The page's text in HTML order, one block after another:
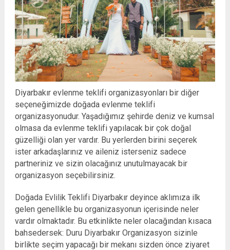
Diyarbakır evlenme teklifi organizasyonları bir diğer
seçeneğimizde doğada evlenme teklifi
organizasyonudur. Yaşadığımız şehirde deniz ve kumsal
olmasa da evlenme teklifi yapılacak bir çok doğal
güzelliği olan yer vardır. Bu yerlerden birini seçerek
ister arkadaşlarınız ve aileniz isterseniz sadece
partneriniz ve sizin olacağınız unutulmayacak bir
organizasyon seçebilirsiniz.
Doğada Evlilik Teklifi Diyarbakır deyince aklımıza ilk
gelen genellikle bu organizasyonun içerisinde neler
vardır olmaktadır. Bu etkinlikte neler olacağından kısaca
bahsedersek: Duru Diyarbakır Organizasyon sizinle
birlikte seçim yapacağı bir mekanı sizden önce ziyaret